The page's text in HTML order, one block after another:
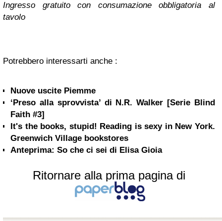
Ingresso gratuito con consumazione obbligatoria al
tavolo
Potrebbero interessarti anche :
Nuove uscite Piemme
‘Preso alla sprovvista’ di N.R. Walker [Serie Blind
Faith #3]
It's the books, stupid! Reading is sexy in New York.
Greenwich Village bookstores
Anteprima: So che ci sei di Elisa Gioia
Ritornare alla prima pagina di